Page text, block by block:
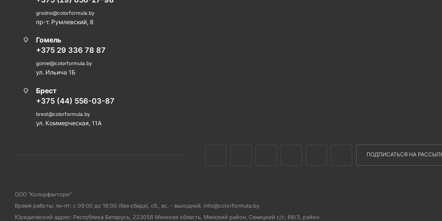
grodno@colorformula.by
пр-т. Румлевский, 8
Гомель
+375 29 336 78 87
gomel@colorformula.by
ул. Ильича 1Б
Брест
+375 (44) 556-03-87
brest@colorformula.by
ул. Коммерческая, 11А
ПОДПИСАТЬСЯ НА
ООО "Колорфэктори"
Время работы: пн-пт: с 09:00 до 18:00 (без обеда), сб., вс. - выходной. info@colorformula.by
Юридический адрес: Республика Беларусь, 223056 Минская область, Минский район, Сеницкий с/с, 68/3, район